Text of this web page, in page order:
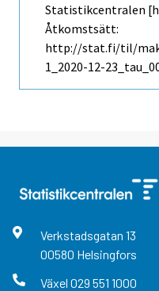
Statistikcentralen
Åtkomstsätt:
http://stat.fi/til/
1_2020-12-
Verkstadsgatan 13
00580 Helsingfors
Växel 029 551 1000